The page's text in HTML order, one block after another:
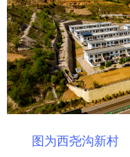
图为西尧沟新村